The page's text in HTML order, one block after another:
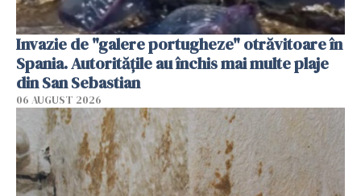
Invazie de "galere portugheze" otrăvitoare în
Spania. Autoritățile au închis mai multe plaje
din San Sebastian
06 AUGUST 2026